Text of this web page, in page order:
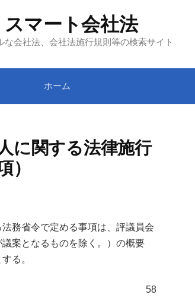
スマート会社法
な会社法、会社法施行規則等の検索サイト
ホーム
に関する法律施行
）
務省令で定める事項は、評議員会
案となるものを除く。）の概要
る。
58